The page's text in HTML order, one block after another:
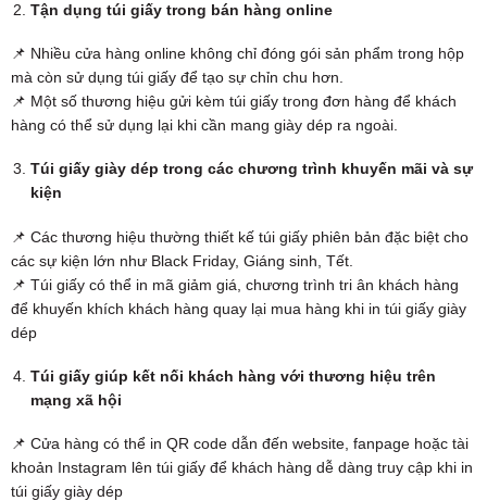
Tận dụng túi giấy trong bán hàng online
📌 Nhiều cửa hàng online không chỉ đóng gói sản phẩm trong hộp
mà còn sử dụng túi giấy để tạo sự chỉn chu hơn.
📌 Một số thương hiệu gửi kèm túi giấy trong đơn hàng để khách
hàng có thể sử dụng lại khi cần mang giày dép ra ngoài.
Túi giấy giày dép trong các chương trình khuyến mãi và sự
kiện
📌 Các thương hiệu thường thiết kế túi giấy phiên bản đặc biệt cho
các sự kiện lớn như Black Friday, Giáng sinh, Tết.
📌 Túi giấy có thể in mã giảm giá, chương trình tri ân khách hàng
để khuyến khích khách hàng quay lại mua hàng khi in túi giấy giày
dép
Túi giấy giúp kết nối khách hàng với thương hiệu trên
mạng xã hội
📌 Cửa hàng có thể in QR code dẫn đến website, fanpage hoặc tài
khoản Instagram lên túi giấy để khách hàng dễ dàng truy cập khi in
túi giấy giày dép